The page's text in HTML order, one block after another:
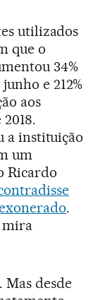
utilizados
que o
34%
e 212%
aos
a instituição
um
Ricardo
.
mira
desde